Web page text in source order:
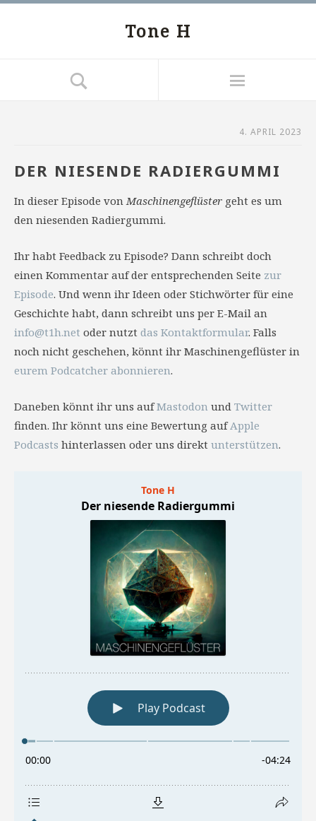
Tone H
4. APRIL 2023
DER NIESENDE RADIERGUMMI
In dieser Episode vonMaschinengeflüster geht es um
den niesenden Radiergummi.
Ihr habt Feedback zu Episode? Dann schreibt doch
einen Kommentar auf der entsprechenden Seite zur
Episode. Und wenn ihr Ideen oder Stichwörter für eine
Geschichte habt, dann schreibt uns per E-Mail an
info@t1h.net oder nutzt das Kontaktformular. Falls
noch nicht geschehen, könnt ihr Maschinengeflüster in
eurem Podcatcher abonnieren.
Daneben könnt ihr uns aufMastodon und Twitter
finden. Ihr könnt uns eine Bewertung aufApple
Podcasts hinterlassen oder uns direkt unterstützen.